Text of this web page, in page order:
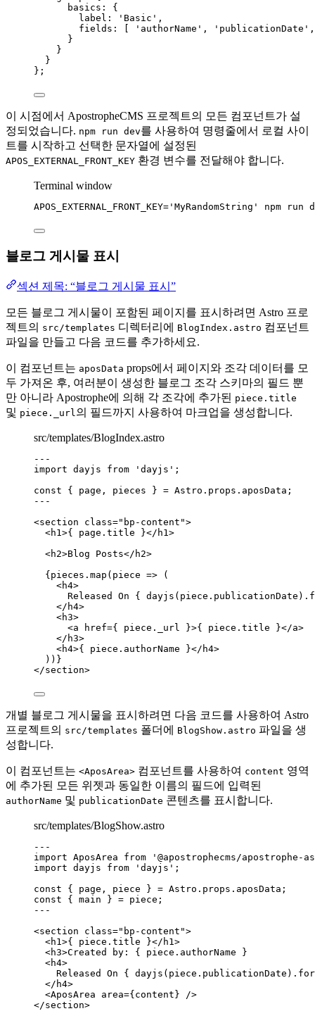
basics: {
label:
' Basic ' ,
fields: [
' authorName ' , ' publicationDate '
}
}
}
};
이 시점에서 ApostropheCMS 프로젝트의 모든 컴포넌트가 설
정되었습니다. npm run dev를 사용하여 명령줄에서 로컬 사이
트를 시작하고 선택한 문자열에 설정된
APOS_EXTERNAL_FRONT_KEY 환경 변수를 전달해야 합니다.
Terminal window
APOS_EXTERNAL_FRONT_KEY= ' MyRandomString ' npm run
블로그 게시물 표시
섹션 제목: “블로그 게시물 표시”
모든 블로그 게시물이 포함된 페이지를 표시하려면 Astro 프로
젝트의 src/templates 디렉터리에 BlogIndex.astro 컴포넌트
파일을 만들고 다음 코드를 추가하세요.
이 컴포넌트는 aposData props에서 페이지와 조각 데이터를 모
두 가져온 후, 여러분이 생성한 블로그 조각 스키마의 필드 뿐
만 아니라 Apostrophe에 의해 각 조각에 추가된 piece.title
및 piece._url 의 필드까지 사용하여 마크업을 생성합니다.
src/templates/BlogIndex.astro
-- -
import dayjs from ' dayjs ' ;
const { page , pieces } = Astro . props . aposData ;
-- -
<section class=" bp-content ">
<h1 >{ page . title }</ h1 >
<h2>Blog Posts</ h2>
{pieces . map ( piece => (
<h4>
Released On { dayjs ( piece . publicationDate ) .
</ h4>
<h3>
<a href={ piece . _url }>{ piece . title }</a>
</ h3>
<h4>{ piece . authorName }</ h4>
)) }
</section>
개별 블로그 게시물을 표시하려면 다음 코드를 사용하여 Astro
프로젝트의 src/templates 폴더에 BlogShow.astro 파일을 생
성합니다.
이 컴포넌트는 <AposArea> 컴포넌트를 사용하여 content 영역
에 추가된 모든 위젯과 동일한 이름의 필드에 입력된
authorName 및 publicationDate 콘텐츠를 표시합니다.
src/templates/BlogShow.astro
-- -
import AposArea from ' @apostrophecms/apostrophe-
import dayjs from ' dayjs ' ;
const { page , piece } = Astro . props . aposData ;
const { main } = piece ;
-- -
<section class=" bp-content ">
<h1 >{ piece . title }</ h1 >
<h3>Created by: { piece . authorName
}
<h4>
Released On { dayjs ( piece . publicationDate ) .
</ h4>
<AposArea area={content} />
</section>